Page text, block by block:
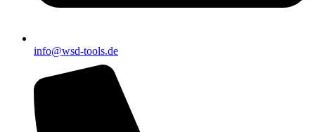
info@wsd-tools.de